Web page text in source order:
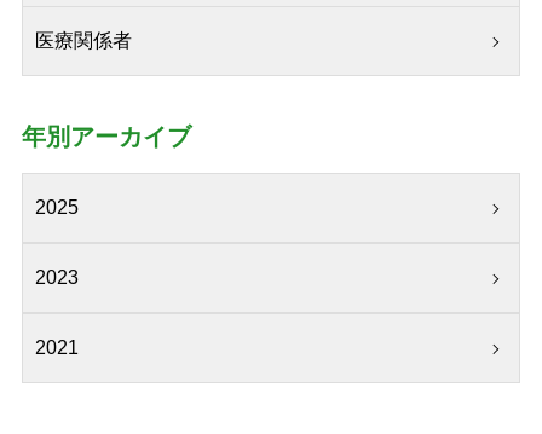
医療関係者
年別アーカイブ
2025
2023
2021